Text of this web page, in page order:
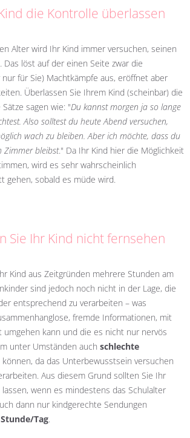
die Kontrolle überlassen
Alter wird Ihr Kind immer versuchen, seinen
Das löst auf der einen Seite zwar die
für Sie) Machtkämpfe aus, eröffnet aber
Überlassen Sie Ihrem Kind (scheinbar) die
sagen wie: "Du kannst morgen ja so lange
Also solltest du heute Abend versuchen,
wach zu bleiben. Aber ich möchte, dass du
Zimmer bleibst." Da Ihr Kind hier die Möglichkeit
wird es sehr wahrscheinlich
gehen, sobald es müde wird.
Sie Ihr Kind nicht fernsehen
Kind aus Zeitgründen mehrere Stunden am
sind jedoch noch nicht in der Lage, die
entsprechend zu verarbeiten – was
fremde Informationen, mit
umgehen kann und die es nicht nur nervös
unter Umständen auch schlechte
da das Unterbewusstsein versuchen
Aus diesem Grund sollten Sie Ihr
wenn es mindestens das Schulalter
dann nur kindgerechte Sendungen
Tag.